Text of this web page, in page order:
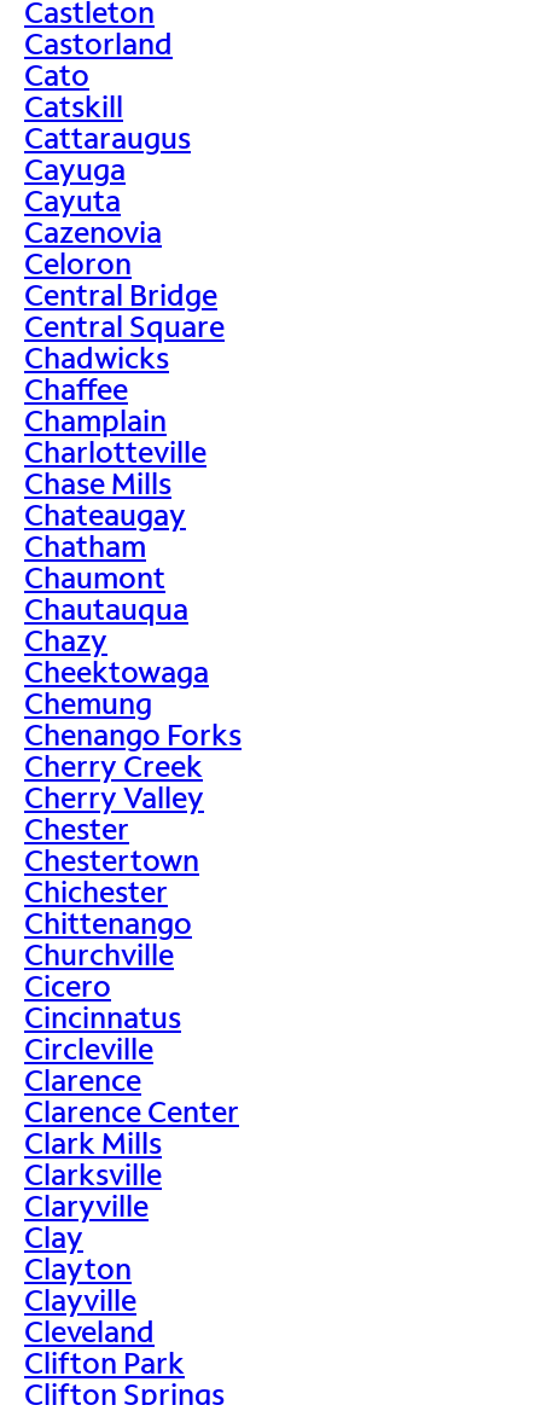
Castleton
Castorland
Cato
Catskill
Cattaraugus
Cayuga
Cayuta
Cazenovia
Celoron
Central Bridge
Central Square
Chadwicks
Chaffee
Champlain
Charlotteville
Chase Mills
Chateaugay
Chatham
Chaumont
Chautauqua
Chazy
Cheektowaga
Chemung
Chenango Forks
Cherry Creek
Cherry Valley
Chester
Chestertown
Chichester
Chittenango
Churchville
Cicero
Cincinnatus
Circleville
Clarence
Clarence Center
Clark Mills
Clarksville
Claryville
Clay
Clayton
Clayville
Cleveland
Clifton Park
Clifton Springs